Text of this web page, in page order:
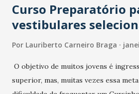
Curso Preparatório
vestibulares
Por Lauriberto Carneiro Braga
O objetivo de muitos jovens é
superior, mas, muitas vezes essa